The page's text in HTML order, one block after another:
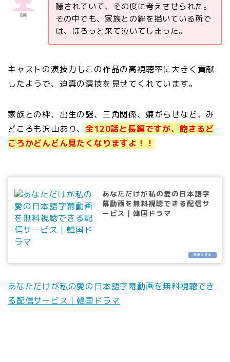
B美
隠されていて、その度に考えさせられた。
その中でも、家族との絆を描いている所で
は、ほろっと来て泣いてしまった。
キャストの演技力もこの作品の高視聴率に大きく貢献
したようで、迫真の演技を見せてくれています。
家族との絆、出生の謎、三角関係、嫌がらせなど、み
どころも沢山あり、全120話と長編ですが、飽きるど
ころかどんどん見たくなりますよ！！
あなただけが私の愛の日本語字
幕動画を無料視聴できる配信サ
ービス｜韓国ドラマ
あなただけが私の愛の日本語字幕動画を無料視聴でき
る配信サービス｜韓国ドラマ